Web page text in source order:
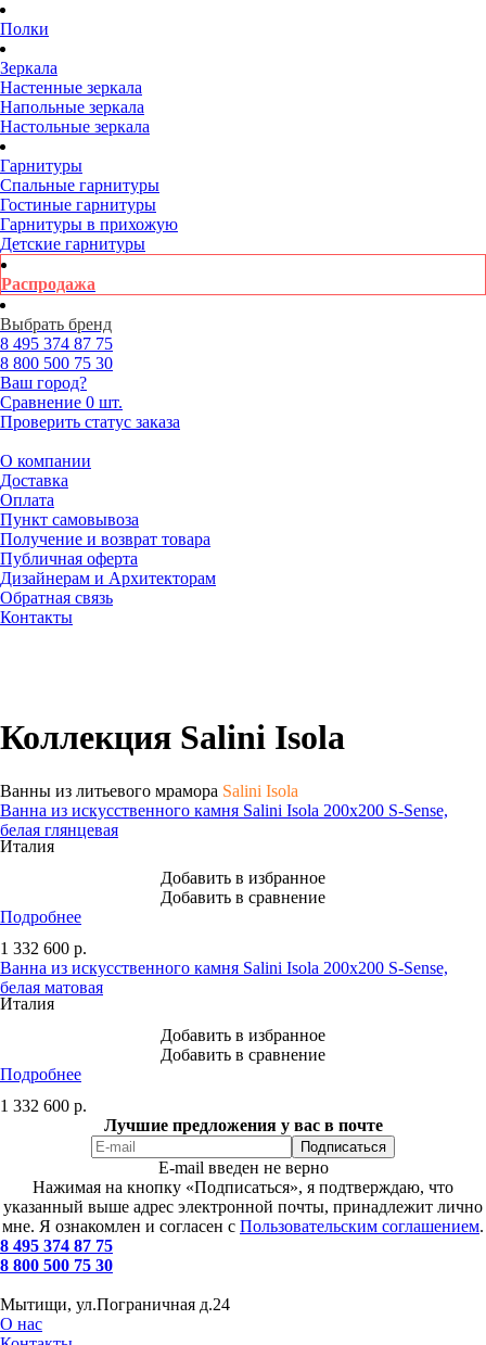
Полки
Зеркала
Настенные зеркала
Напольные зеркала
Настольные зеркала
Гарнитуры
Спальные гарнитуры
Гостиные гарнитуры
Гарнитуры в прихожую
Детские гарнитуры
Распродажа
Выбрать бренд
8 495 374 87 75
8 800 500 75 30
Ваш город?
Сравнение 0 шт.
Проверить статус заказа
О компании
Доставка
Оплата
Пункт самовывоза
Получение и возврат товара
Публичная оферта
Дизайнерам и Архитекторам
Обратная связь
Контакты
Коллекция Salini Isola
Ванны из литьевого мрамора Salini Isola
Ванна из искусственного камня Salini Isola 200х200 S-Sense,
белая глянцевая
Италия
Добавить в избранное
Добавить в сравнение
Подробнее
1 332 600 р.
Ванна из искусственного камня Salini Isola 200х200 S-Sense,
белая матовая
Италия
Добавить в избранное
Добавить в сравнение
Подробнее
1 332 600 р.
Лучшие предложения у вас в почте
E-mail введен не верно
Нажимая на кнопку «Подписаться», я подтверждаю, что
указанный выше адрес электронной почты, принадлежит лично
мне. Я ознакомлен и согласен с Пользовательским соглашением.
8 495 374 87 75
8 800 500 75 30
Мытищи, ул.Пограничная д.24
О нас